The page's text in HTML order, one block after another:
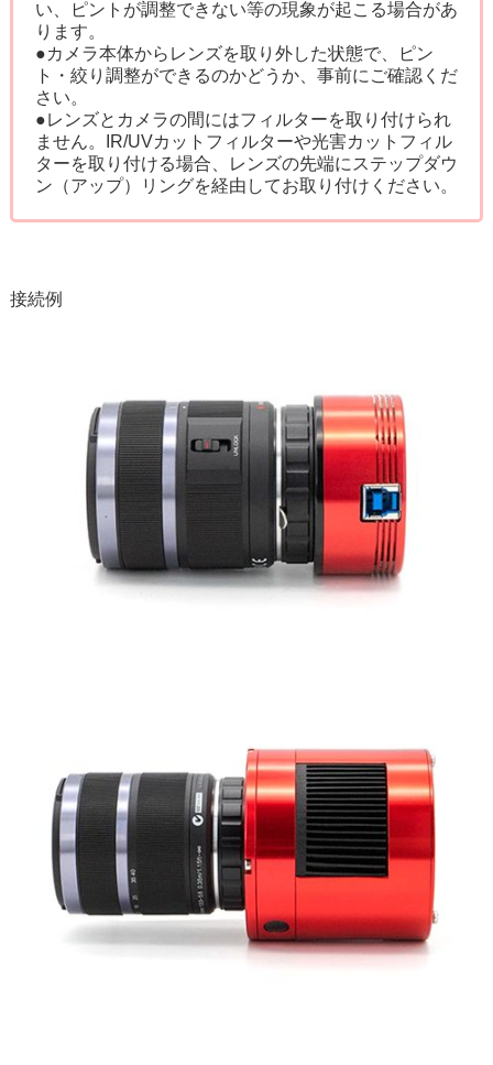
い、ピントが調整できない等の現象が起こる場合があ
ります。
●カメラ本体からレンズを取り外した状態で、ピン
ト・絞り調整ができるのかどうか、事前にご確認くだ
さい。
●レンズとカメラの間にはフィルターを取り付けられ
ません。IR/UVカットフィルターや光害カットフィル
ターを取り付ける場合、レンズの先端にステップダウ
ン（アップ）リングを経由してお取り付けください。
接続例